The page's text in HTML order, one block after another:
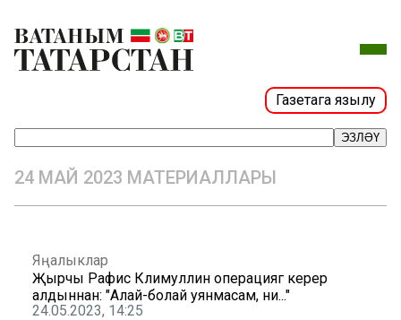
Газетага язылу
ЭЗЛӘҮ
24 МАЙ 2023 МАТЕРИАЛЛАРЫ
Яңалыклар
Җырчы Рафис Кәлимуллин операциягә керер
алдыннан: "Алай-болай уянмасам, ни..."
24.05.2023, 14:25